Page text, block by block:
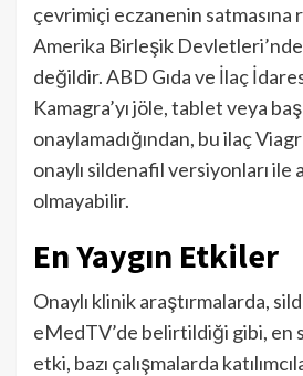
çevrimiçi eczanenin satmasına
Amerika Birleşik
değildir. ABD Gıda ve İlaç
Kamagra’yı jöle, tablet veya
onaylamadığından, bu ilaç
onaylı sildenafil versiyonları ile
olmayabilir.
En Yaygın Etkiler
Onaylı klinik araştırmalarda,
eMedTV’de belirtildiği gibi, en
etki, bazı çalışmalarda